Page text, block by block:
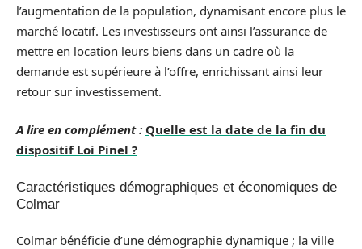
l’augmentation de la population, dynamisant encore plus le
marché locatif. Les investisseurs ont ainsi l’assurance de
mettre en location leurs biens dans un cadre où la
demande est supérieure à l’offre, enrichissant ainsi leur
retour sur investissement.
A lire en complément : Quelle est la date de la fin du
dispositif Loi Pinel ?
Caractéristiques démographiques et économiques de
Colmar
Colmar bénéficie d’une démographie dynamique ; la ville